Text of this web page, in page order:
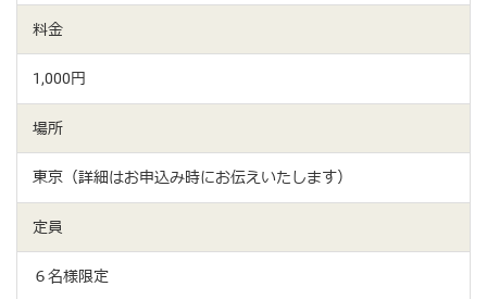
料金
1,000円
場所
東京（詳細はお申込み時にお伝えいたします）
定員
６名様限定